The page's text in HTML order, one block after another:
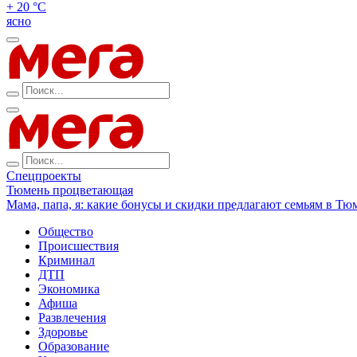
+ 20 °С
ясно
Спецпроекты
Тюмень процветающая
Мама, папа, я: какие бонусы и скидки предлагают семьям в
Общество
Происшествия
Криминал
ДТП
Экономика
Афиша
Развлечения
Здоровье
Образование